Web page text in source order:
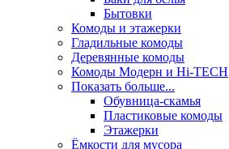
Бытовки
Комоды и этажерки
Гладильные комоды
Деревянные комоды
Комоды Модерн и Hi-TECH
Показать больше...
Обувница-скамья
Пластиковые комоды
Этажерки
Ёмкости для мусора